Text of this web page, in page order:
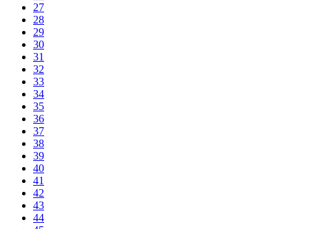
27
28
29
30
31
32
33
34
35
36
37
38
39
40
41
42
43
44